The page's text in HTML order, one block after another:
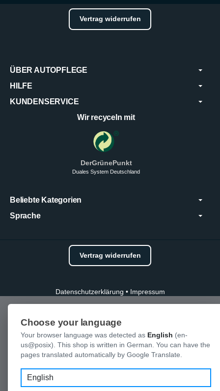
Vertrag widerrufen
ÜBER AUTOPFLEGE
HILFE
KUNDENSERVICE
Wir recyceln mit
DerGrünePunkt
Duales System Deutschland
Beliebte Kategorien
Sprache
Vertrag widerrufen
Datenschutzerklärung • Impressum
Choose your language
Your browser language was detected as English (en-
us@posix). This shop is written in German. You can have the
pages translated automatically by Google Translate.
Language